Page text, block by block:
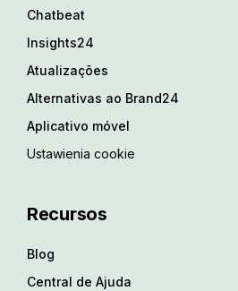
Chatbeat
Insights24
Atualizações
Alternativas ao Brand24
Aplicativo móvel
Ustawienia cookie
Recursos
Blog
Central de Ajuda